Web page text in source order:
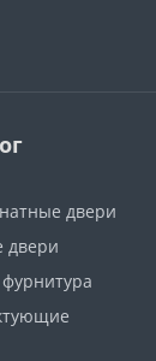
двери
двери